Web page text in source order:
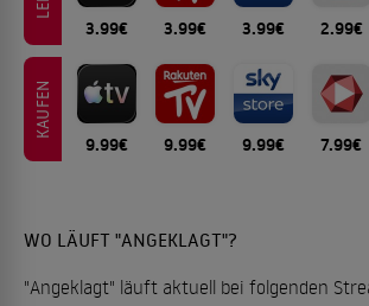
3.99€ 3.99€ 3.99€ 2.99€
KAUFEN
9.99€ 9.99€ 9.99€ 7.99€
WO LÄUFT "ANGEKLAGT"?
"Angeklagt" läuft aktuell bei folgenden